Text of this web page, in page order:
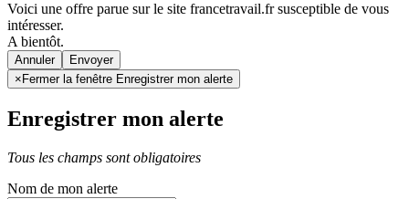
Voici une offre parue sur le site francetravail.fr susceptible de vous
intéresser.
A bientôt.
Annuler
× Fermer la fenêtre Enregistrer mon alerte
Enregistrer mon alerte
Tous les champs sont obligatoires
Nom de mon alerte